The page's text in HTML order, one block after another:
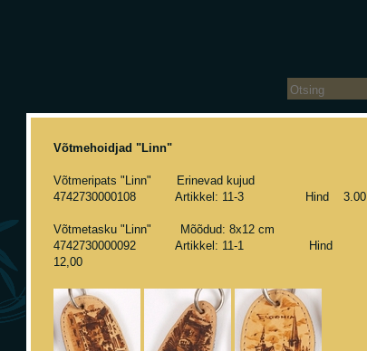
Võtmehoidjad "Linn"
Võtmeripats "Linn" Erinevad kujud
4742730000108 Artikkel: 11-3 Hind 3.00
Võtmetasku "Linn" Mõõdud: 8x12 cm
4742730000092 Artikkel: 11-1 Hind
12,00